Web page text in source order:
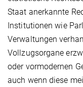
Staat anerkannte
Institutionen wie
Verwaltungen
Vollzugsorgane
oder vormodernen
auch wenn diese